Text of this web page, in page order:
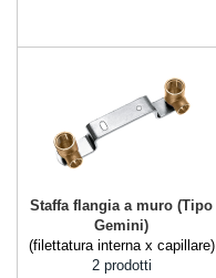
Staffa flangia a muro (Tipo
Gemini)
(filettatura interna x capillare)
2 prodotti